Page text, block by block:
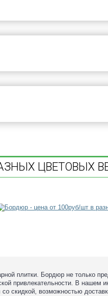
ЦВЕТОВЫХ
плитки. Бордюр не только
привлекательности. В нашем
скидкой, возможностью